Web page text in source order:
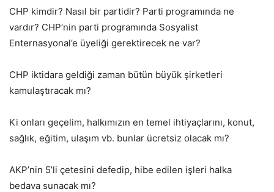
CHP kimdir? Nasıl bir partidir? Parti programında ne
vardır? CHP’nin parti programında Sosyalist
Enternasyonal’e üyeliği gerektirecek ne var?
CHP iktidara geldiği zaman bütün büyük şirketleri
kamulaştıracak mı?
Ki onları geçelim, halkımızın en temel ihtiyaçlarını, konut,
sağlık, eğitim, ulaşım vb. bunlar ücretsiz olacak mı?
AKP’nin 5’li çetesini defedip, hibe edilen işleri halka
bedava sunacak mı?